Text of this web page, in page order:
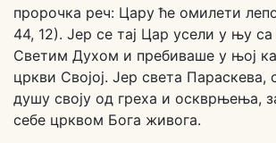
пророчка реч: Цару ће омилети
44, 12). Јер се тај Цар усели у њу
Светим Духом и пребиваше у њој
цркви Својој. Јер света Параскева,
душу своју од греха и оскврњења,
себе црквом Бога живога.